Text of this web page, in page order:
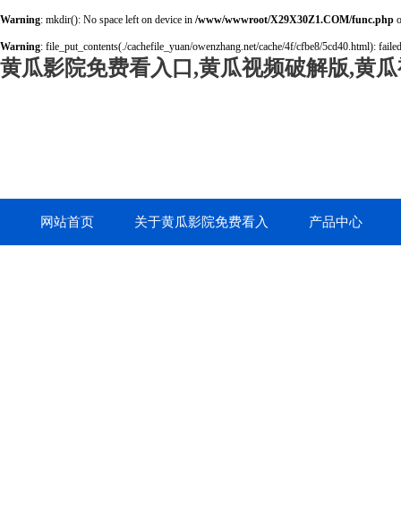
Warning: mkdir(): No space left on device in /www/wwwroot/X29X30Z1.COM/func.php
Warning: file_put_contents(./cachefile_yuan/owenzhang.net/cache/4f/cfbe8/5cd40.html):
黄瓜影院免费看入口,黄瓜视频破解版,黄
网站首页 关于黄瓜影院免费看入 产品中心